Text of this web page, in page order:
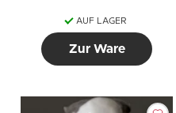
AUF LAGER
Zur Ware